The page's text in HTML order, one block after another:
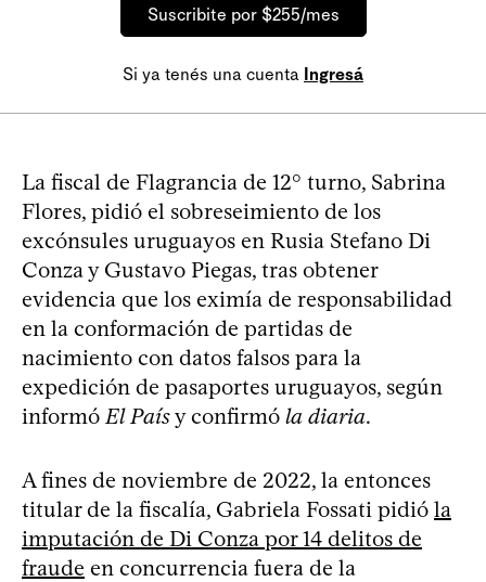
Suscribite por $255/mes
Si ya tenés una cuenta Ingresá
La fiscal de Flagrancia de 12° turno, Sabrina
Flores, pidió el sobreseimiento de los
excónsules uruguayos en Rusia Stefano Di
Conza y Gustavo Piegas, tras obtener
evidencia que los eximía de responsabilidad
en la conformación de partidas de
nacimiento con datos falsos para la
expedición de pasaportes uruguayos, según
informó El Paísy confirmó la diaria.
A fines de noviembre de 2022, la entonces
titular de la fiscalía, Gabriela Fossati pidió la
imputación de Di Conza por 14 delitos de
fraude en concurrencia fuera de la